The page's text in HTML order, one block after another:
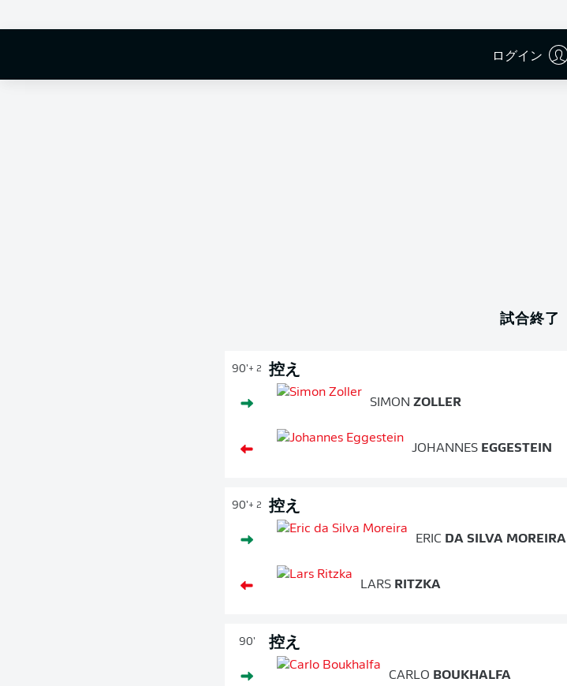
ログイン
試合終了
90'+ 2 控え
SIMON ZOLLER
JOHANNES EGGESTEIN
90'+ 2 控え
ERIC DA SILVA MOREIRA
LARS RITZKA
90' 控え
CARLO BOUKHALFA